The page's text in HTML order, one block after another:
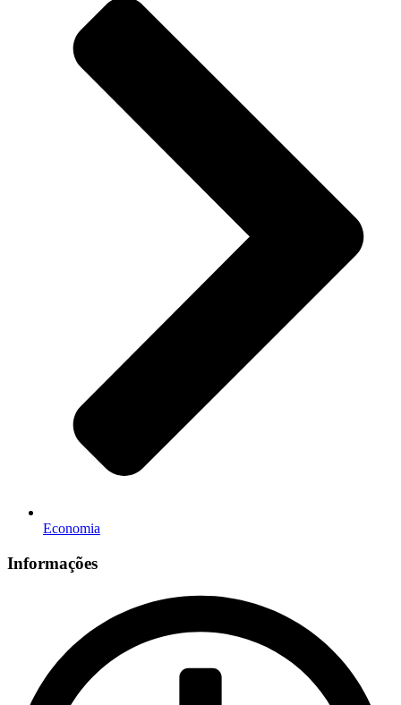
Economia
Informações